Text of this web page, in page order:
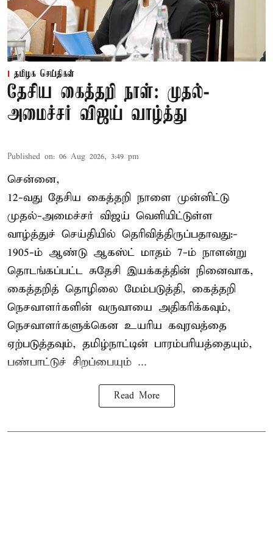
தமிழக செய்திகள்
தேசிய கைத்தறி நாள்: முதல்-
அமைச்சர் விஜய் வாழ்த்து
Published on: 06 Aug 2026, 3:49 pm
சென்னை,
12-வது தேசிய கைத்தறி நாளை முன்னிட்டு
முதல்-அமைச்சர் விஜய் வெளியிட்டுள்ள
வாழ்த்துச் செய்தியில் தெரிவித்திருப்பதாவது:-
1905-ம் ஆண்டு ஆகஸ்ட் மாதம் 7-ம் நாளன்று
தொடங்கப்பட்ட சுதேசி இயக்கத்தின் நினைவாக,
கைத்தறித் தொழிலை மேம்படுத்தி, கைத்தறி
நெசவாளர்களின் வருவாயை அதிகரிக்கவும்,
நெசவாளர்களுக்கென உயரிய கவுரவத்தை
ஏற்படுத்தவும், தமிழ்நாட்டின் பாரம்பரியத்தையும்,
பண்பாட்டுச் சிறப்பையும் ...
Read More